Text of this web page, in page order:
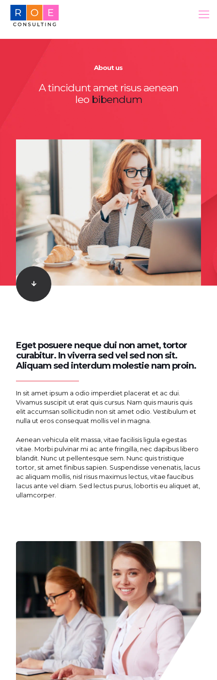
About us
A tincidunt amet risus aenean
leobibendum
Eget posuere neque dui non amet, tortor
curabitur. In viverra sed vel sed non sit.
Aliquam sed interdum molestie nam proin.
In sit amet ipsum a odio imperdiet placerat et ac dui.
Vivamus suscipit ut erat quis cursus. Nam quis mauris quis
elit accumsan sollicitudin non sit amet odio. Vestibulum et
nulla ut eros consequat mollis vel in magna.
Aenean vehicula elit massa, vitae facilisis ligula egestas
vitae. Morbi pulvinar mi ac ante fringilla, nec dapibus libero
blandit. Nunc ut pellentesque sem. Nunc quis tristique
tortor, sit amet finibus sapien. Suspendisse venenatis, lacus
ac aliquam mollis, nisl risus maximus lectus, vitae faucibus
lacus ante vel diam. Sed lectus purus, lobortis eu aliquet at,
ullamcorper.